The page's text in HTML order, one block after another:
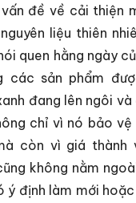
đề về cải thiện
liệu thiên
quen hằng ngày
các sản phẩm
đang lên ngôi
chỉ vì nó bảo
còn vì giá thành
không nằm
ý định làm mới